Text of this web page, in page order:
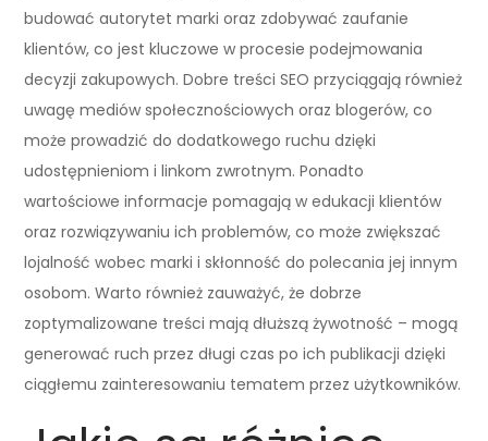
budować autorytet marki oraz zdobywać zaufanie
klientów, co jest kluczowe w procesie podejmowania
decyzji zakupowych. Dobre treści SEO przyciągają również
uwagę mediów społecznościowych oraz blogerów, co
może prowadzić do dodatkowego ruchu dzięki
udostępnieniom i linkom zwrotnym. Ponadto
wartościowe informacje pomagają w edukacji klientów
oraz rozwiązywaniu ich problemów, co może zwiększać
lojalność wobec marki i skłonność do polecania jej innym
osobom. Warto również zauważyć, że dobrze
zoptymalizowane treści mają dłuższą żywotność – mogą
generować ruch przez długi czas po ich publikacji dzięki
ciągłemu zainteresowaniu tematem przez użytkowników.